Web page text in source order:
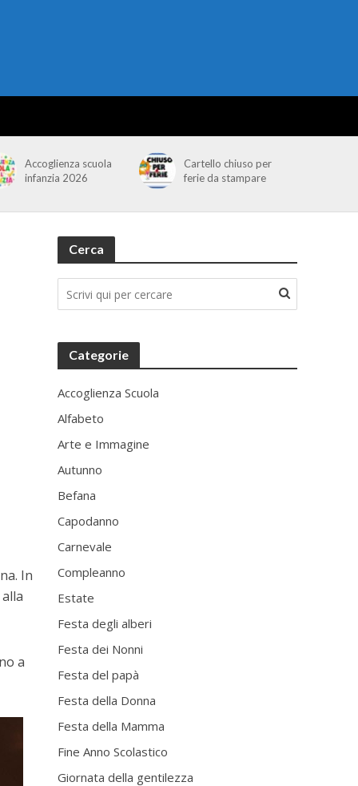
Accoglienza scuola
infanzia 2026
Cartello chiuso per
ferie da stampare
In
a
Cerca
Categorie
Accoglienza Scuola
Alfabeto
Arte e Immagine
Autunno
Befana
Capodanno
Carnevale
Compleanno
Estate
Festa degli alberi
Festa dei Nonni
Festa del papà
Festa della Donna
Festa della Mamma
Fine Anno Scolastico
Giornata della gentilezza